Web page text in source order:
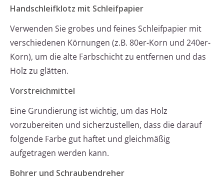
Handschleifklotz mit Schleifpapier
Verwenden Sie grobes und feines Schleifpapier mit
verschiedenen Körnungen (z.B. 80er-Korn und 240er-
Korn), um die alte Farbschicht zu entfernen und das
Holz zu glätten.
Vorstreichmittel
Eine Grundierung ist wichtig, um das Holz
vorzubereiten und sicherzustellen, dass die darauf
folgende Farbe gut haftet und gleichmäßig
aufgetragen werden kann.
Bohrer und Schraubendreher